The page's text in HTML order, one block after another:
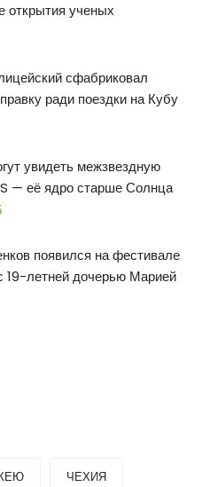
открытия ученых
сфабриковал
ради поездки на Кубу
увидеть межзвездную
— её ядро старше Солнца
появился на фестивале
19-летней дочерью Марией
ЧЕХИЯ